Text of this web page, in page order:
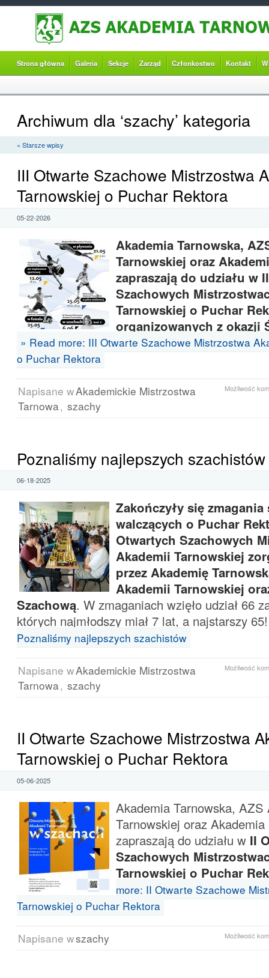
Strona główna Galeria Sekcje Zarząd Członkostwo Kontakt
Archiwum dla ‘szachy’ kategoria
« Starsze wpisy
III Otwarte Szachowe Mistrzostwa
Tarnowskiej o Puchar Rektora
05-22-2026
Akademia Tarnowska,
Tarnowskiej oraz
zapraszają do udziału w
Szachowych
Tarnowskiej o Puchar
organizowanych z okazji
» Read more: III Otwarte Szachowe Mistrzostwa
o Puchar Rektora
Możliwość
Napisane wAkademickie Mistrzostwa
Tarnowa, szachy
Poznaliśmy najlepszych szachistów
06-18-2025
Zakończyły się
walczących o Puchar
Otwartych Szachowych
Akademii Tarnowskiej
przez Akademię
Akademii Tarnowskiej
Szachową. W zmaganiach wzięło udział 66
których najmłodszy miał 7 lat, a najstarszy
Poznaliśmy najlepszych szachistów
Możliwość
Napisane wAkademickie Mistrzostwa
Tarnowa, szachy
II Otwarte Szachowe Mistrzostwa
Tarnowskiej o Puchar Rektora
05-06-2025
Akademia Tarnowska, AZS
Tarnowskiej oraz
zapraszają do udziału w II
Szachowych
Tarnowskiej o Puchar
more: II Otwarte Szachowe
Tarnowskiej o Puchar Rektora
Możliwość
Napisane wszachy